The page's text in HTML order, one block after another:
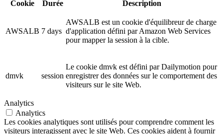
Cookie
Durée Description
AWSALB 7 days
AWSALB est un cookie d'équilibreur de charge
d'application défini par Amazon Web Services
pour mapper la session à la cible.
dmvk session
Le cookie dmvk est défini par Dailymotion pour
enregistrer des données sur le comportement des
visiteurs sur le site Web.
Analytics
Analytics
Les cookies analytiques sont utilisés pour comprendre comment les
visiteurs interagissent avec le site Web. Ces cookies aident à fournir